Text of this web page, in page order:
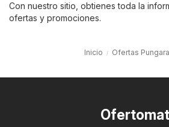
Con nuestro sitio, obtienes toda la
ofertas y promociones.
Inicio Ofertas
Ofertomat